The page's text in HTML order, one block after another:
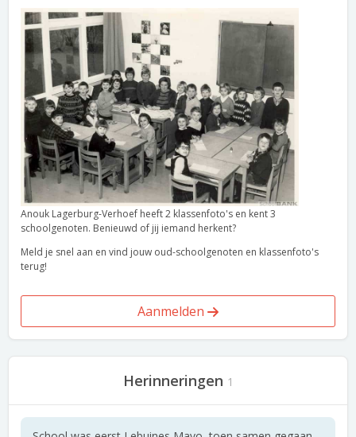
Anouk Lagerburg-Verhoef heeft 2 klassenfoto's en kent 3
schoolgenoten. Benieuwd of jij iemand herkent?
Meld je snel aan en vind jouw oud-schoolgenoten en klassenfoto's
terug!
Aanmelden
Herinneringen 1